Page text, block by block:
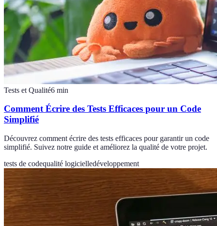
Tests et Qualité6 min
Comment Écrire des Tests Efficaces pour un Code
Simplifié
Découvrez comment écrire des tests efficaces pour garantir un code
simplifié. Suivez notre guide et améliorez la qualité de votre projet.
tests de codequalité logicielledéveloppement